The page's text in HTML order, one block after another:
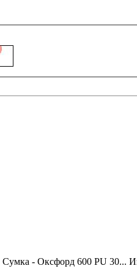
Сумка - Оксфорд 600 PU 30...